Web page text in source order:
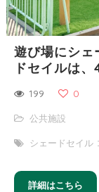
遊び場にシェ
ドセイルは
199 0
公共施設
シェードセイル
詳細はこちら